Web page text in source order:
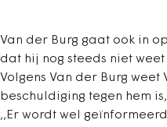
Van der Burg gaat ook in
dat hij nog steeds niet
Volgens Van der Burg
beschuldiging tegen hem
,,Er wordt wel